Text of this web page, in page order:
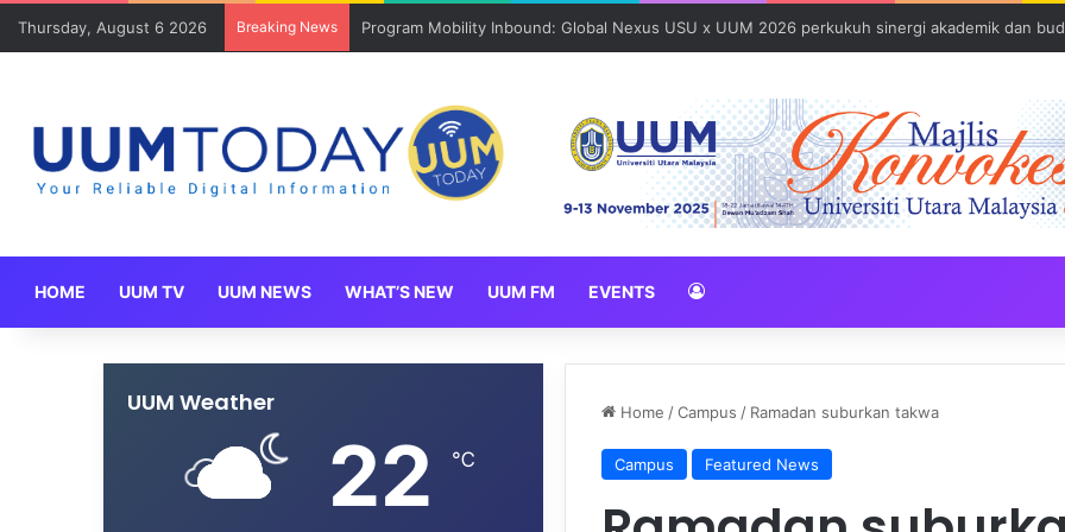
Thursday, August 6 2026 Breaking News Program Mobility Inbound: Global Nexus USU x UUM 2026 perkukuh sinergi akademik dan
HOME UUM TV UUM NEWS WHAT’S NEW UUM FM EVENTS
Home /Campus / Ramadan suburkan takwa
Campus Featured News
UUM Weather
22 ℃